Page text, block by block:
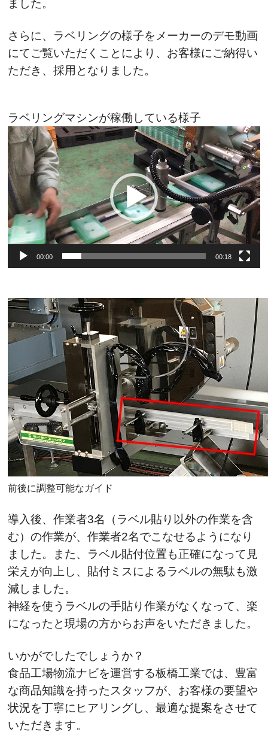
ました。
さらに、ラベリングの様子をメーカーのデモ動画
にてご覧いただくことにより、お客様にご納得い
ただき、採用となりました。
ラベリングマシンが稼働している様子
動
画
プ
レ
ー
ヤ
ー
00:00 00:18
前後に調整可能なガイド
導入後、作業者3名（ラベル貼り以外の作業を含
む）の作業が、作業者2名でこなせるようになり
ました。また、ラベル貼付位置も正確になって見
栄えが向上し、貼付ミスによるラベルの無駄も激
減しました。
神経を使うラベルの手貼り作業がなくなって、楽
になったと現場の方からお声をいただきました。
いかがでしたでしょうか？
食品工場物流ナビを運営する板橋工業では、豊富
な商品知識を持ったスタッフが、お客様の要望や
状況を丁寧にヒアリングし、最適な提案をさせて
いただきます。